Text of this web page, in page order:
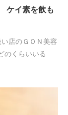
イ素を飲も
店のＧＯＮ美容
くらいいる